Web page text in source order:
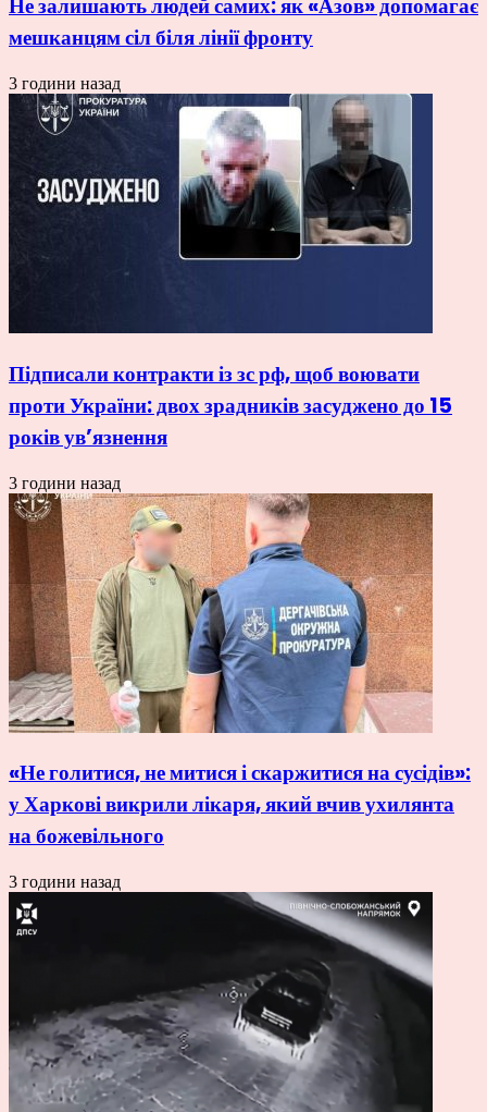
Не залишають людей самих: як «Азов» допомагає
мешканцям сіл біля лінії фронту
3 години назад
Підписали контракти із зс рф, щоб воювати
проти України: двох зрадників засуджено до 15
років ув’язнення
3 години назад
«Не голитися, не митися і скаржитися на сусідів»:
у Харкові викрили лікаря, який вчив ухилянта
на божевільного
3 години назад